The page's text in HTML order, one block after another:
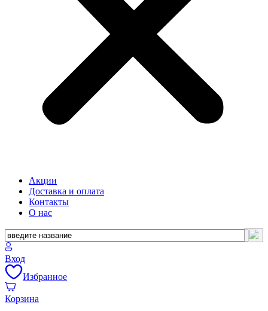
Акции
Доставка и оплата
Контакты
О нас
Вход
Избранное
Корзина